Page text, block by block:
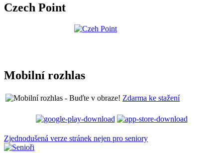
Czech Point
Mobilní rozhlas
Zdarma ke stažení
Zjednodušená verze stránek nejen pro seniory